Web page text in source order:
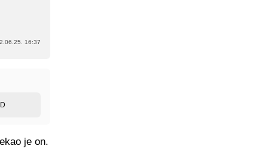
16:37
je on.